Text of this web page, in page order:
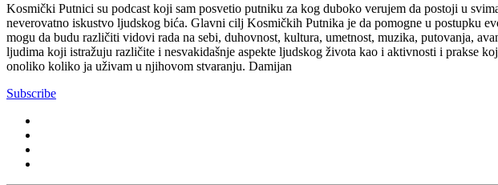
Kosmički Putnici su podcast koji sam posvetio putniku za kog duboko verujem da postoji u
neverovatno iskustvo ljudskog bića. Glavni cilj Kosmičkih Putnika je da pomogne u postupku
mogu da budu različiti vidovi rada na sebi, duhovnost, kultura, umetnost, muzika, putovanja,
ljudima koji istražuju različite i nesvakidašnje aspekte ljudskog života kao i aktivnosti i prakse
onoliko koliko ja uživam u njihovom stvaranju. Damijan
Subscribe